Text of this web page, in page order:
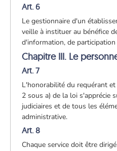
Art. 6
Le gestionnaire d'un
veille à instituer au bénéfice
d'information, de
Chapitre III. Le
Art. 7
L'honorabilité du requérant
2 sous a) de la loi s'apprécie
judiciaires et de tous les
administrative.
Art. 8
Chaque service doit être